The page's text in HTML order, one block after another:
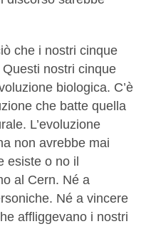
che i nostri cinque
nostri cinque
biologica. C’è
che batte quella
L’evoluzione
non avrebbe mai
esiste o no il
al Cern. Né a
Né a vincere
affliggevano i nostri